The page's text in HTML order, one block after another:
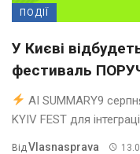
ПОДІЇ
У Києві
фестиваль
AI SUMMARY9
KYIV FEST для
Від Vlasnasprava